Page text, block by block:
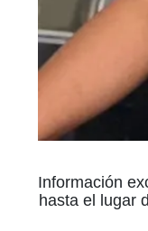
Información
hasta el lugar